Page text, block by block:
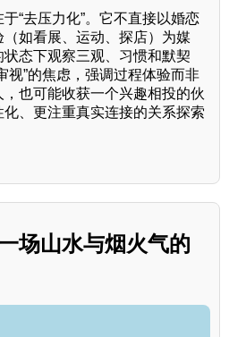
“去压力化”。它不直接以婚恋
如看展、运动、探店）为媒
态下观察三观、习惯和默契
视”的焦虑，强调过程体验而非
也可能收获一个兴趣相投的伙
、更注重真实连接的关系探索
场山水与烟火气的